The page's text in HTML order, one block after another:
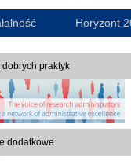
Horyzont
praktyk
dodatkowe